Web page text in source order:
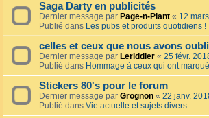
Saga Darty en publicités
Dernier message par Page-n-Plant « 12
Publié dans Les pubs et produits quotidiens !
celles et ceux que nous avons
Dernier message par Leriddler « 25 févr.
Publié dans Hommage à ceux qui ont
Stickers 80's pour le forum
Dernier message par Grognon « 22 janv.
Publié dans Vie actuelle et sujets divers...